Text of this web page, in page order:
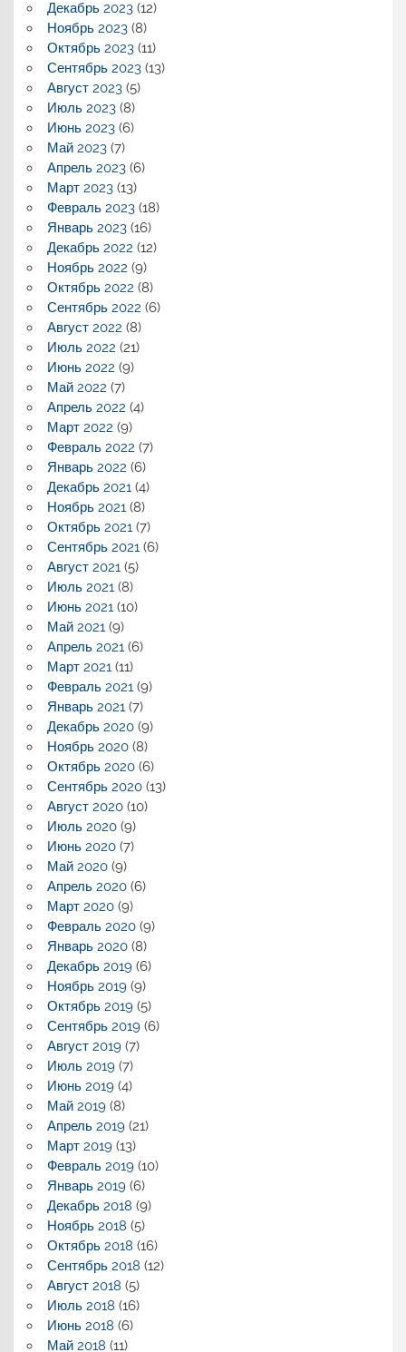
Декабрь 2023(12)
Ноябрь 2023(8)
Октябрь 2023(11)
Сентябрь 2023(13)
Август 2023(5)
Июль 2023(8)
Июнь 2023(6)
Май 2023(7)
Апрель 2023(6)
Март 2023(13)
Февраль 2023(18)
Январь 2023(16)
Декабрь 2022 (12)
Ноябрь 2022 (9)
Октябрь 2022 (8)
Сентябрь 2022 (6)
Август 2022 (8)
Июль 2022 (21)
Июнь 2022 (9)
Май 2022 (7)
Апрель 2022 (4)
Март 2022 (9)
Февраль 2022 (7)
Январь 2022 (6)
Декабрь 2021(4)
Ноябрь 2021(8)
Октябрь 2021(7)
Сентябрь 2021(6)
Август 2021(5)
Июль 2021(8)
Июнь 2021(10)
Май 2021(9)
Апрель 2021(6)
Март 2021(11)
Февраль 2021(9)
Январь 2021(7)
Декабрь 2020(9)
Ноябрь 2020(8)
Октябрь 2020(6)
Сентябрь 2020(13)
Август 2020(10)
Июль 2020(9)
Июнь 2020(7)
Май 2020(9)
Апрель 2020(6)
Март 2020(9)
Февраль 2020(9)
Январь 2020(8)
Декабрь 2019(6)
Ноябрь 2019(9)
Октябрь 2019(5)
Сентябрь 2019(6)
Август 2019(7)
Июль 2019(7)
Июнь 2019(4)
Май 2019(8)
Апрель 2019(21)
Март 2019(13)
Февраль 2019(10)
Январь 2019(6)
Декабрь 2018 (9)
Ноябрь 2018 (5)
Октябрь 2018 (16)
Сентябрь 2018 (12)
Август 2018 (5)
Июль 2018 (16)
Июнь 2018 (6)
Май 2018 (11)